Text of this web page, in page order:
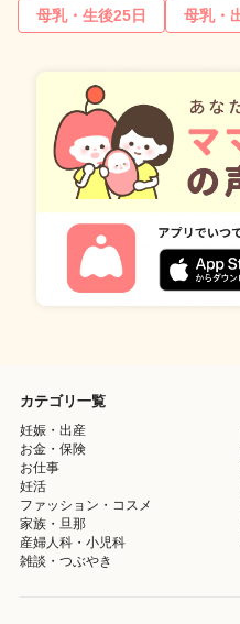
母乳・生後25日
母乳・
カテゴリ一覧
妊娠・出産
お金・保険
お仕事
妊活
ファッション・コスメ
家族・旦那
産婦人科・小児科
雑談・つぶやき